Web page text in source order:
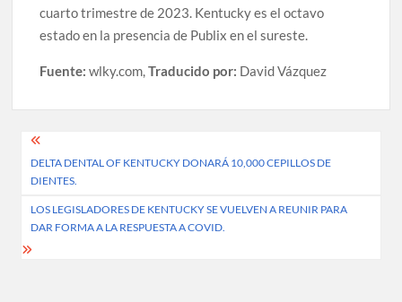
cuarto trimestre de 2023. Kentucky es el octavo
estado en la presencia de Publix en el sureste.
Fuente: wlky.com,Traducido por: David Vázquez
Post
navigation
DELTA DENTAL OF KENTUCKY DONARÁ 10,000 CEPILLOS DE
DIENTES.
LOS LEGISLADORES DE KENTUCKY SE VUELVEN A REUNIR PARA
DAR FORMA A LA RESPUESTA A COVID.